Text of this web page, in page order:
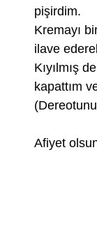
pişirdim.
Kremayı
ilave
Kıyılmış
kapattım
Afiyet